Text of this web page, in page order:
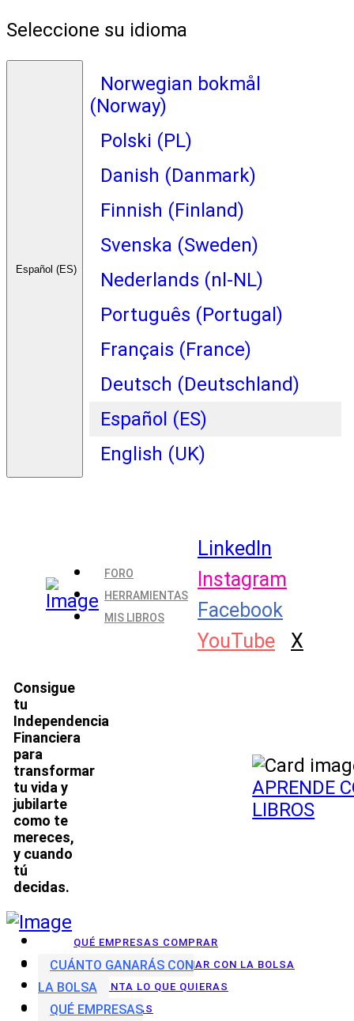
Seleccione su idioma
Español (ES)
Norwegian bokmål
(Norway)
Polski (PL)
Danish (Danmark)
Finnish (Finland)
Svenska (Sweden)
Nederlands (nl-NL)
Português (Portugal)
Français (France)
Deutsch (Deutschland)
Español (ES)
English (UK)
LinkedIn
Instagram
Facebook
YouTube
X
FORO
HERRAMIENTAS
MIS LIBROS
Consigue
tu
Independencia
Financiera
para
transformar
tu vida y
jubilarte
como te
mereces,
y cuando
tú
decidas.
APRENDE
LIBROS
QUÉ EMPRESAS COMPRAR
CUÁNTO PUEDES GANAR CON LA BOLSA
PREGUNTA LO QUE QUIERAS
APRENDE MÁS
CUÁNTO GANARÁS CON
LA BOLSA
QUÉ EMPRESAS